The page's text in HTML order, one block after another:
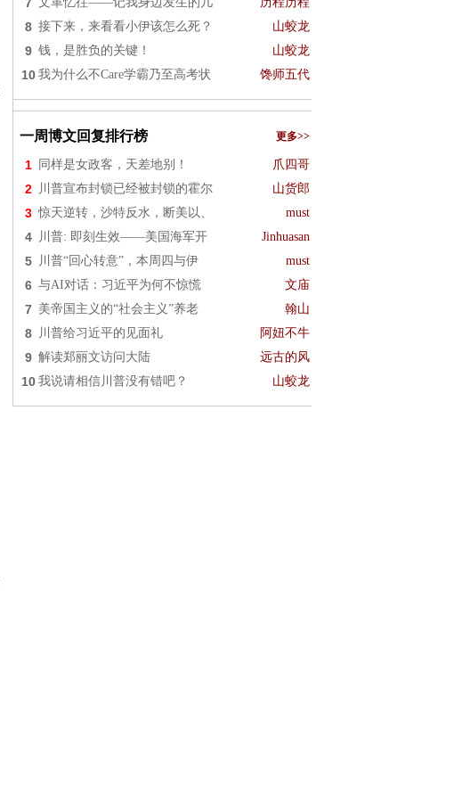
8 接下来，来看看小伊该怎么死？ 山蛟龙
9 钱，是胜负的关键！ 山蛟龙
10 我为什么不Care学霸乃至高考状 馋师五代
一周博文回复排行榜 更多>>
1 同样是女政客，天差地别！ 爪四哥
2 川普宣布封锁已经被封锁的霍尔 山货郎
3 惊天逆转，沙特反水，断美以、 must
4 川普: 即刻生效——美国海军开 Jinhuasan
5 川普“回心转意”，本周四与伊 must
6 与AI对话：习近平为何不惊慌 文庙
7 美帝国主义的“社会主义”养老 翰山
8 川普给习近平的见面礼 阿妞不牛
9 解读郑丽文访问大陆 远古的风
10 我说请相信川普没有错吧？ 山蛟龙